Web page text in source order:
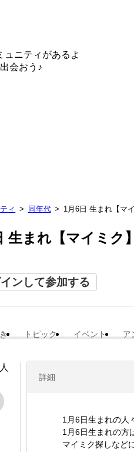
ュニティがあるよ
会おう♪
ィ 同年代 1月6日 生まれ【マイ
生まれ【マイミク】
ンして参加する
トピック イベント ア
詳細
1月6日生まれの人
1月6日生まれの方
マイミク探しなど